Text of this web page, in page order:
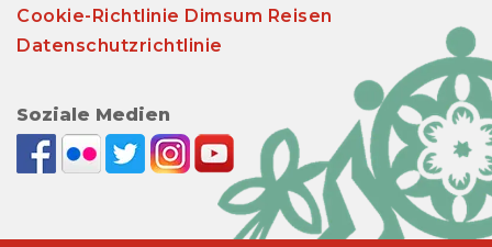
Cookie-Richtlinie Dimsum Reisen
Datenschutzrichtlinie
Soziale Medien